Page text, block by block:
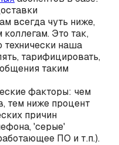
всегда чуть ниже,
Это так,
технически наша
тарифицировать,
таким
факторы: чем
тем ниже процент
причин
'серые'
ПО и т.п.).